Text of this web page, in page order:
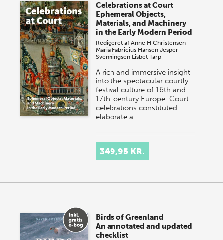
Celebrations at Court
Ephemeral Objects,
Materials, and Machinery
in the Early Modern Period
Redigeret afAnne H Christensen
Maria Fabricius Hansen Jesper
Svenningsen Lisbet Tarp
A rich and immersive insight
into the spectacular courtly
festival culture of 16th and
17th-century Europe. Court
celebrations constituted
elaborate a…
349,95 KR.
Birds of Greenland
An annotated and updated
checklist